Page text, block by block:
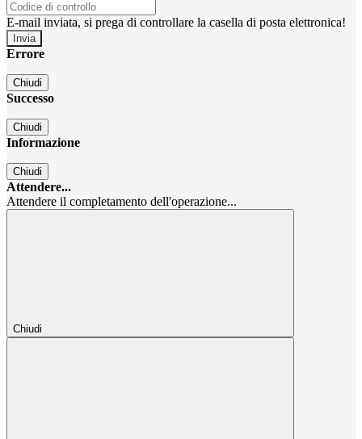
E-mail inviata, si prega di controllare la casella di posta elettronica!
Errore
Chiudi
Successo
Chiudi
Informazione
Chiudi
Attendere...
Attendere il completamento dell'operazione...
Chiudi